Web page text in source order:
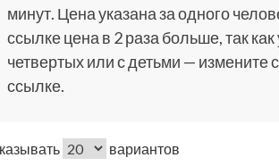
минут. Цена указана за одного
ссылке цена в 2 раза больше, так
четвертых или с детьми — измените
ссылке.
вариантов